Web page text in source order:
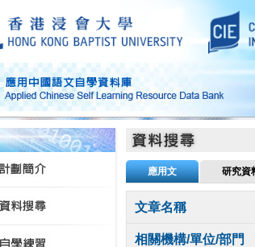
應用文 研究資
文章名稱
相關機構/單位/部門